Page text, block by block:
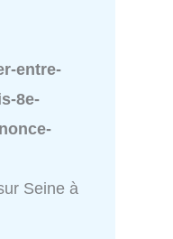
entre-
8e-
Seine à